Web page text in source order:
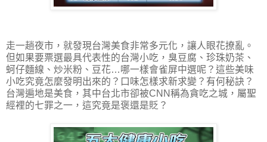
走一趟夜市，就發現台灣美食非常多元化，讓人眼花撩亂。
但如果要票選最具代表性的台灣小吃，臭豆腐、珍珠奶茶、
蚵仔麵線、炒米粉、豆花…哪一樣會雀屏中選呢？這些美味
小吃究竟怎麼發明出來的？口味怎樣求新求變？有何秘訣？
台灣遍地是美食，其中台北市卻被CNN稱為貪吃之城，屬聖
經裡的七罪之一，這究竟是褒還是貶？